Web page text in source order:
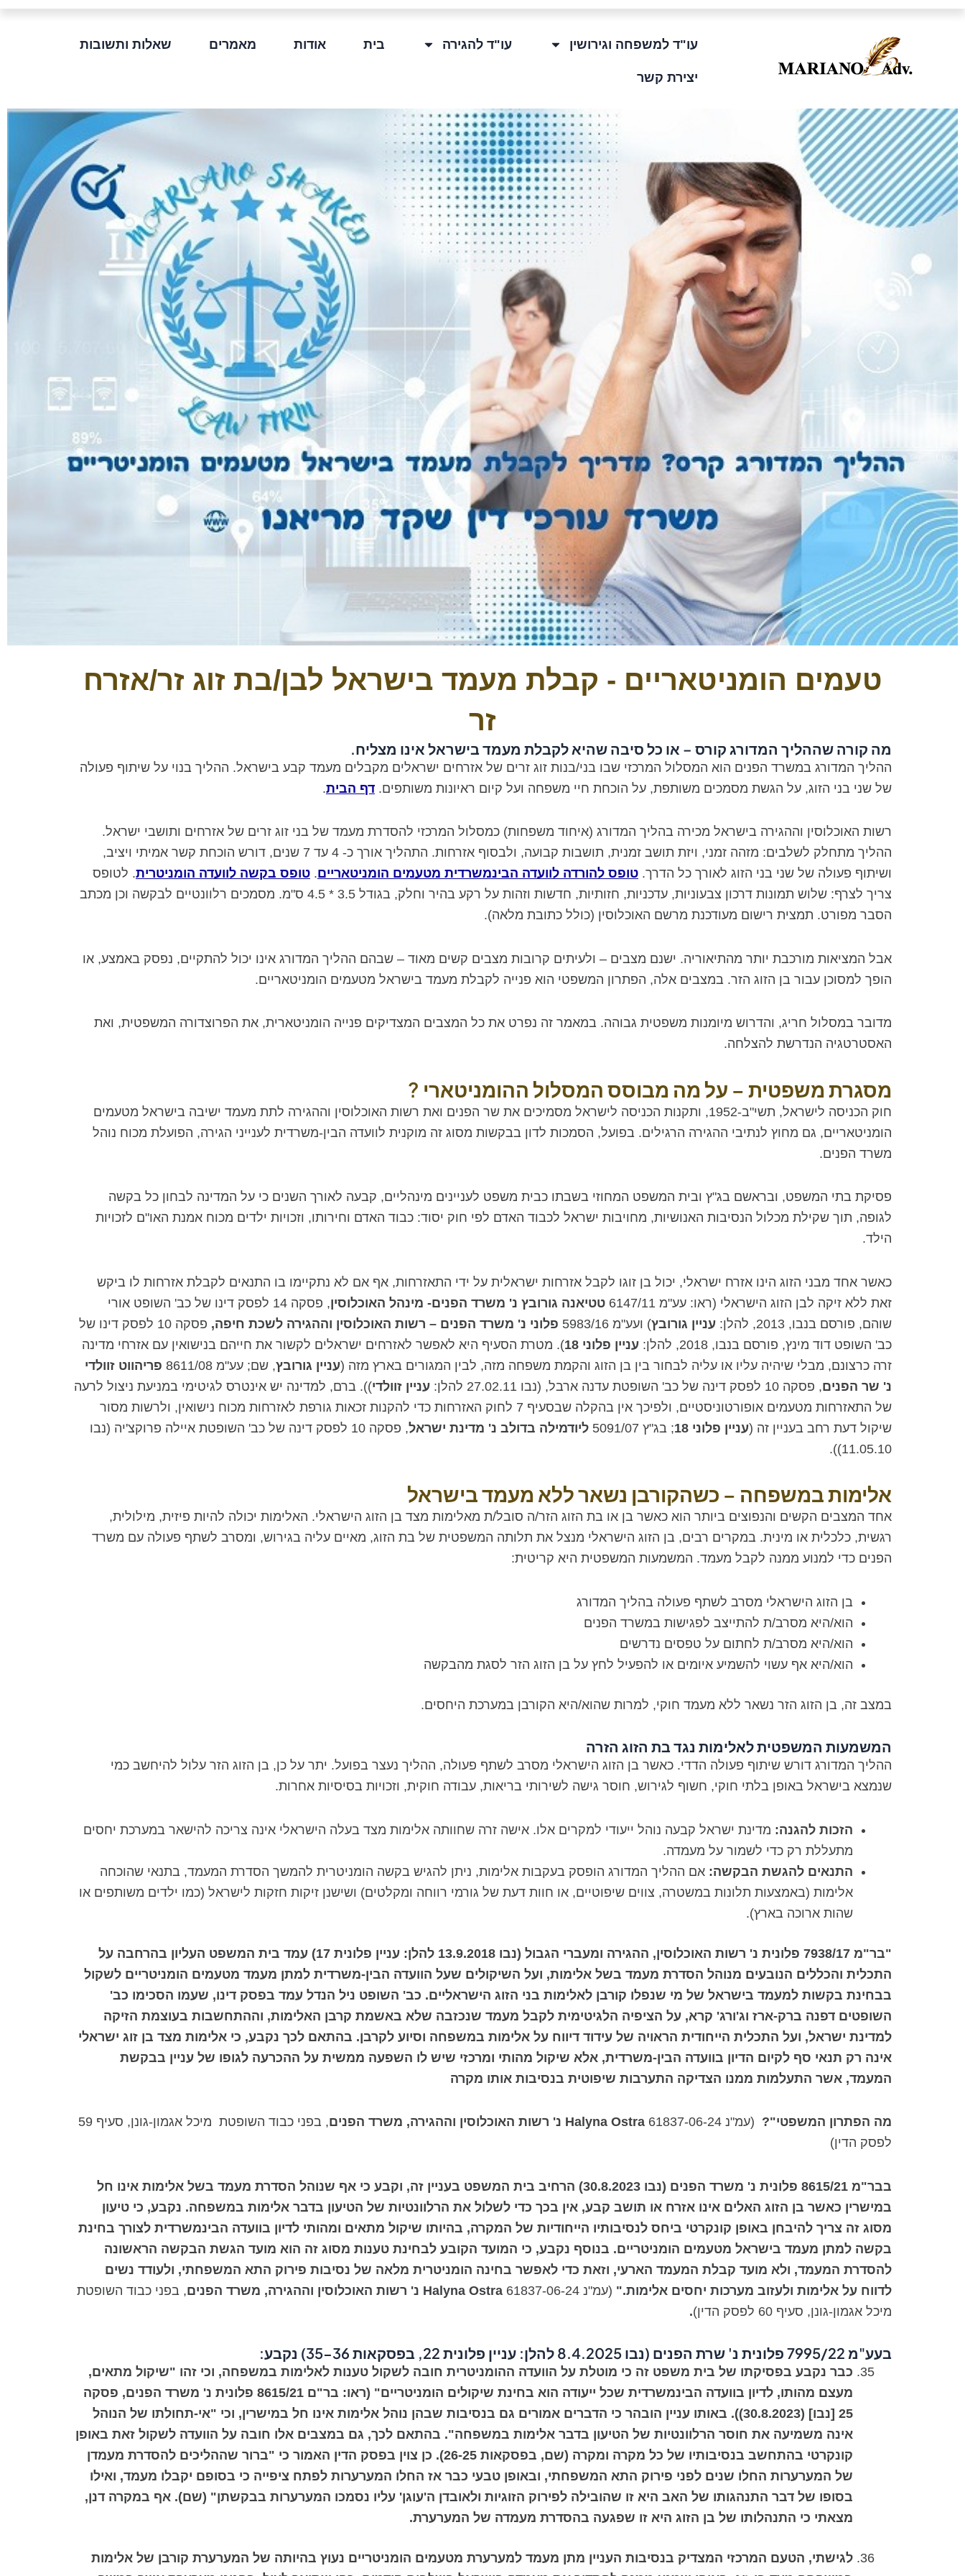
לתוכן
דילוג
עו"ד למשפחה וגירושין עו"ד להגירה בית אודות מאמרים שאלות ותשובות
יצירת קשר
טעמים הומניטאריים - קבלת מעמד בישראל לבן/בת זוג זר/אזרח
זר
מה קורה שההליך המדורג קורס – או כל סיבה שהיא לקבלת מעמד בישראל אינו מצליח.
ההליך המדורג במשרד הפנים הוא המסלול המרכזי שבו בני/בנות זוג זרים של אזרחים ישראלים מקבלים מעמד קבע בישראל. ההליך בנוי על שיתוף פעולה
של שני בני הזוג, על הגשת מסמכים משותפת, על הוכחת חיי משפחה ועל קיום ראיונות משותפים. דף הבית.
רשות האוכלוסין וההגירה בישראל מכירה בהליך המדורג (איחוד משפחות) כמסלול המרכזי להסדרת מעמד של בני זוג זרים של אזרחים ותושבי ישראל.
ההליך מתחלק לשלבים: מזהה זמני, ויזת תושב זמנית, תושבות קבועה, ולבסוף אזרחות. התהליך אורך כ- 4 עד 7 שנים, דורש הוכחת קשר אמיתי ויציב,
ושיתוף פעולה של שני בני הזוג לאורך כל הדרך. טופס להורדה לוועדה הבינמשרדית מטעמים הומניטאריים. טופס בקשה לוועדה הומניטרית. לטופס
צריך לצרף: שלוש תמונות דרכון צבעוניות, עדכניות, חזותיות, חדשות וזהות על רקע בהיר וחלק, בגודל 3.5 * 4.5 ס"מ. מסמכים רלוונטיים לבקשה וכן מכתב
הסבר מפורט. תמצית רישום מעודכנת מרשם האוכלוסין (כולל כתובת מלאה).
אבל המציאות מורכבת יותר מהתיאוריה. ישנם מצבים – ולעיתים קרובות מצבים קשים מאוד – שבהם ההליך המדורג אינו יכול להתקיים, נפסק באמצע, או
הופך למסוכן עבור בן הזוג הזר. במצבים אלה, הפתרון המשפטי הוא פנייה לקבלת מעמד בישראל מטעמים הומניטאריים.
מדובר במסלול חריג, והדרוש מיומנות משפטית גבוהה. במאמר זה נפרט את כל המצבים המצדיקים פנייה הומניטארית, את הפרוצדורה המשפטית, ואת
האסטרטגיה הנדרשת להצלחה.
מסגרת משפטית – על מה מבוסס המסלול ההומניטארי ?
חוק הכניסה לישראל, תשי"ב-1952, ותקנות הכניסה לישראל מסמיכים את שר הפנים ואת רשות האוכלוסין וההגירה לתת מעמד ישיבה בישראל מטעמים
הומניטאריים, גם מחוץ לנתיבי ההגירה הרגילים. בפועל, הסמכות לדון בבקשות מסוג זה מוקנית לוועדה הבין-משרדית לענייני הגירה, הפועלת מכוח נוהל
משרד הפנים.
פסיקת בתי המשפט, ובראשם בג"ץ ובית המשפט המחוזי בשבתו כבית משפט לעניינים מינהליים, קבעה לאורך השנים כי על המדינה לבחון כל בקשה
לגופה, תוך שקילת מכלול הנסיבות האנושיות, מחויבות ישראל לכבוד האדם לפי חוק יסוד: כבוד האדם וחירותו, וזכויות ילדים מכוח אמנת האו"ם לזכויות
הילד.
כאשר אחד מבני הזוג הינו אזרח ישראלי, יכול בן זוגו לקבל אזרחות ישראלית על ידי התאזרחות, אף אם לא נתקיימו בו התנאים לקבלת אזרחות לו ביקש
זאת ללא זיקה לבן הזוג הישראלי (ראו: עע"מ 6147/11
טטיאנה גורובץ נ' משרד הפנים- מינהל האוכלוסין
, פסקה 14 לפסק דינו של כב' השופט אורי
שוהם, פורסם בנבו, 2013, להלן:
עניין גורובץ) ועע"מ 5983/16 פלוני נ' משרד הפנים – רשות האוכלוסין וההגירה לשכת חיפה,
פסקה 10 לפסק דינו של
כב' השופט דוד מינץ, פורסם בנבו, 2018, להלן:
עניין פלוני 18
). מטרת הסעיף היא לאפשר לאזרחים ישראלים לקשור את חייהם בנישואין עם אזרחי מדינה
זרה כרצונם, מבלי שיהיה עליו או עליה לבחור בין בן הזוג והקמת משפחה מזה, לבין המגורים בארץ מזה (עניין גורובץ, שם; עע"מ 8611/08
פריהווט זוולדי
נ' שר הפנים, פסקה 10 לפסק דינה של כב' השופטת עדנה ארבל, (נבו 27.02.11 להלן: עניין זוולדי)). ברם, למדינה יש אינטרס לגיטימי במניעת ניצול לרעה
של התאזרחות מטעמים אופורטוניסטיים, ולפיכך אין בהקלה שבסעיף 7 לחוק האזרחות כדי להקנות זכאות גורפת לאזרחות מכוח נישואין, ולרשות מסור
שיקול דעת רחב בעניין זה (עניין פלוני 18 ; בג"ץ 5091/07 ליודמילה בדולב נ' מדינת ישראל
, פסקה 10 לפסק דינה של כב' השופטת איילה פרוקצ'יה (נבו
11.05.10)).
אלימות במשפחה – כשהקורבן נשאר ללא מעמד בישראל
אחד המצבים הקשים והנפוצים ביותר הוא כאשר בן או בת הזוג הזר/ה סובל/ת מאלימות מצד בן הזוג הישראלי. האלימות יכולה להיות פיזית, מילולית,
רגשית, כלכלית או מינית. במקרים רבים, בן הזוג הישראלי מנצל את תלותה המשפטית של בת הזוג, מאיים עליה בגירוש, ומסרב לשתף פעולה עם משרד
הפנים כדי למנוע ממנה לקבל מעמד. המשמעות המשפטית היא קריטית:
בן הזוג הישראלי מסרב לשתף פעולה בהליך המדורג
הוא/היא מסרב/ת להתייצב לפגישות במשרד הפנים
הוא/היא מסרב/ת לחתום על טפסים נדרשים
הוא/היא אף עשוי להשמיע איומים או להפעיל לחץ על בן הזוג הזר לסגת מהבקשה
במצב זה, בן הזוג הזר נשאר ללא מעמד חוקי, למרות שהוא/היא הקורבן במערכת היחסים.
המשמעות המשפטית לאלימות נגד בת הזוג הזרה
ההליך המדורג דורש שיתוף פעולה הדדי. כאשר בן הזוג הישראלי מסרב לשתף פעולה, ההליך נעצר בפועל. יתר על כן, בן הזוג הזר עלול להיחשב כמי
שנמצא בישראל באופן בלתי חוקי, חשוף לגירוש, חוסר גישה לשירותי בריאות, עבודה חוקית, וזכויות בסיסיות אחרות.
הזכות להגנה: מדינת ישראל קבעה נוהל ייעודי למקרים אלו. אישה זרה שחוותה אלימות מצד בעלה הישראלי אינה צריכה להישאר במערכת יחסים
מתעללת רק כדי לשמור על מעמדה.
התנאים להגשת הבקשה: אם ההליך המדורג הופסק בעקבות אלימות, ניתן להגיש בקשה הומניטרית להמשך הסדרת המעמד, בתנאי שהוכחה
אלימות (באמצעות תלונות במשטרה, צווים שיפוטיים, או חוות דעת של גורמי רווחה ומקלטים) ושישנן זיקות חזקות לישראל (כמו ילדים משותפים או
שהות ארוכה בארץ).
"בר"מ 7938/17 פלונית נ' רשות האוכלוסין, ההגירה ומעברי הגבול (נבו 13.9.2018 להלן: עניין פלונית 17) עמד בית המשפט העליון בהרחבה על
התכלית והכללים הנובעים מנוהל הסדרת מעמד בשל אלימות, ועל השיקולים שעל הוועדה הבין-משרדית למתן מעמד מטעמים הומניטריים לשקול
בבחינת בקשות למעמד בישראל של מי שנפלו קורבן לאלימות בני הזוג הישראליים. כב' השופט ניל הנדל עמד בפסק דינו, שעמו הסכימו כב'
השופטים דפנה ברק-ארז וג'ורג' קרא, על הציפיה הלגיטימית לקבל מעמד שנכזבה שלא באשמת קרבן האלימות, וההתחשבות בעוצמת הזיקה
למדינת ישראל, ועל התכלית הייחודית הראויה של עידוד דיווח על אלימות במשפחה וסיוע לקרבן. בהתאם לכך נקבע, כי אלימות מצד בן זוג ישראלי
אינה רק תנאי סף לקיום הדיון בוועדה הבין-משרדית, אלא שיקול מהותי ומרכזי שיש לו השפעה ממשית על ההכרעה לגופו של עניין בבקשת
המעמד, אשר התעלמות ממנו הצדיקה התערבות שיפוטית בנסיבות אותו מקרה
מה הפתרון המשפטי"? (עמ"נ 61837-06-24 Halyna Ostra נ' רשות האוכלוסין וההגירה, משרד הפנים
, בפני כבוד השופטת מיכל אגמון-גונן, סעיף 59
לפסק הדין)
בבר"מ 8615/21 פלונית נ' משרד הפנים (נבו 30.8.2023) הרחיב בית המשפט בעניין זה, וקבע כי אף שנוהל הסדרת מעמד בשל אלימות אינו חל
במישרין כאשר בן הזוג האלים אינו אזרח או תושב קבע, אין בכך כדי לשלול את הרלוונטיות של הטיעון בדבר אלימות במשפחה. נקבע, כי טיעון
מסוג זה צריך להיבחן באופן קונקרטי ביחס לנסיבותיו הייחודיות של המקרה, בהיותו שיקול מתאים ומהותי לדיון בוועדה הבינמשרדית לצורך בחינת
בקשה למתן מעמד בישראל מטעמים הומניטריים. בנוסף נקבע, כי המועד הקובע לבחינת טענות מסוג זה הוא מועד הגשת הבקשה הראשונה
להסדרת המעמד, ולא מועד קבלת המעמד הארעי, וזאת כדי לאפשר בחינה הומניטרית מלאה של נסיבות פירוק התא המשפחתי, ולעודד נשים
לדווח על אלימות ולעזוב מערכות יחסים אלימות." (עמ"נ 61837-06-24 Halyna Ostra נ' רשות האוכלוסין וההגירה, משרד הפנים, בפני כבוד השופטת
מיכל אגמון-גונן, סעיף 60 לפסק הדין)
.
בעע"מ 7995/22 פלונית נ' שרת הפנים (נבו 8.4.2025 להלן: עניין פלונית 22 , בפסקאות 35-36) נקבע:
כבר נקבע בפסיקתו של בית משפט זה כי מוטלת על הוועדה ההומניטרית חובה לשקול טענות לאלימות במשפחה, וכי זהו "שיקול מתאים,
מעצם מהותו, לדיון בוועדה הבינמשרדית שכל ייעודה הוא בחינת שיקולים הומניטריים" (ראו: בר"ם 8615/21 פלונית נ' משרד הפנים, פסקה
25 [נבו] (30.8.2023)). באותו עניין הובהר כי הדברים אמורים גם בנסיבות שבהן נוהל אלימות אינו חל במישרין, וכי "אי-תחולתו של הנוהל
אינה משמיעה את חוסר הרלוונטיות של הטיעון בדבר אלימות במשפחה". בהתאם לכך, גם במצבים אלו חובה על הוועדה לשקול זאת באופן
קונקרטי בהתחשב בנסיבותיו של כל מקרה ומקרה (שם, בפסקאות 26-25). כן צוין בפסק הדין האמור כי "ברור שההליכים להסדרת מעמדן
של המערערות החלו שנים לפני פירוק התא המשפחתי, ובאופן טבעי כבר אז החלו המערערות לפתח ציפייה כי בסופם יקבלו מעמד, ואילו
בסופו של דבר התנהגותו של האב היא זו שהובילה לפירוק הזוגיות ולאובדן ה'עוגן' עליו נסמכו המערערות בבקשתן" (שם). אף במקרה דנן,
מצאתי כי התנהלותו של בן הזוג היא זו שפגעה בהסדרת מעמדה של המערערת.
לגישתי, הטעם המרכזי המצדיק בנסיבות העניין מתן מעמד למערערת מטעמים הומניטריים נעוץ בהיותה של המערערת קורבן של אלימות